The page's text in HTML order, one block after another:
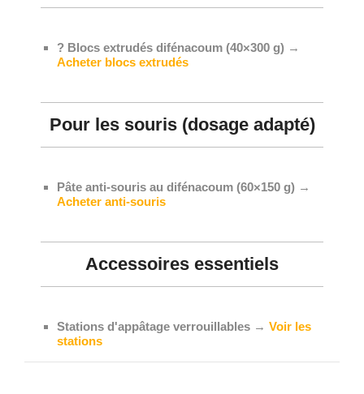
? Blocs extrudés difénacoum (40×300 g) →
Acheter blocs extrudés
Pour les souris (dosage adapté)
Pâte anti-souris au difénacoum (60×150 g) →
Acheter anti-souris
Accessoires essentiels
Stations d'appâtage verrouillables → Voir les
stations